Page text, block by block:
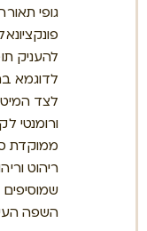
גופי
להעניק
לדוגמא
לצד
ורומנטי
ממוקדת
ריהוט
השפה